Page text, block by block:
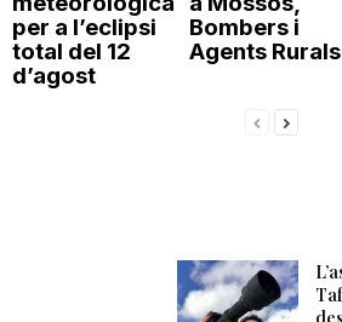
per a l’eclipsi
total del 12
d’agost
Bombers i
Agents Rurals